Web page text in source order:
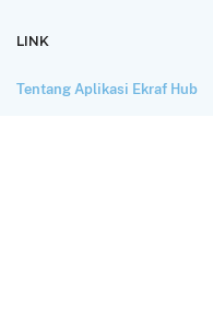
LINK
Tentang Aplikasi Ekraf Hub